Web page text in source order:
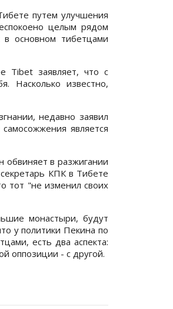
путем улучшения
целым рядом
основном тибетцами
Tibet заявляет, что с
Насколько известно,
недавно заявил
является
обвиняет в разжигании
КПК в Тибете
тот "не изменил своих
монастыри, будут
у политики Пекина по
есть два аспекта:
оппозиции - с другой.